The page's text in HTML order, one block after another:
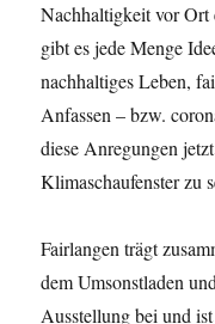
Nachhaltigkeit vor
gibt es jede Menge
nachhaltiges Leben,
Anfassen – bzw.
diese Anregungen
Klimaschaufenster zu
Fairlangen trägt
dem Umsonstladen
Ausstellung bei und